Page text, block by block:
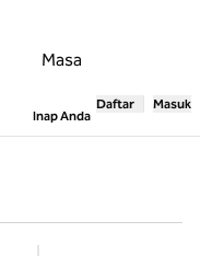
Masa
Inap Anda,Membuka
Daftar Masuk